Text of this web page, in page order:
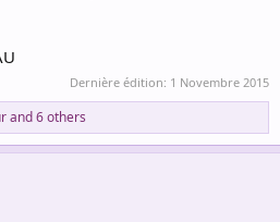
Dernière édition: 1 Novembre 2015
and 6 others